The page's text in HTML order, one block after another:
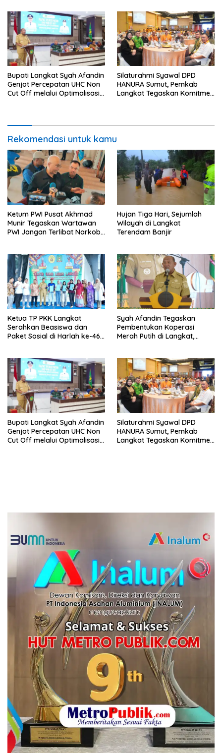
Bupati Langkat Syah Afandin
Genjot Percepatan UHC Non
Cut Off melalui Optimalisasi
Silaturahmi Syawal DPD
HANURA Sumut, Pemkab
Langkat Tegaskan Komitmen
Rekomendasi untuk kamu
Ketum PWI Pusat Akhmad
Munir Tegaskan Wartawan
PWI Jangan Terlibat Narkoba
Hujan Tiga Hari, Sejumlah
Wilayah di Langkat
Terendam Banjir
Ketua TP PKK Langkat
Serahkan Beasiswa dan
Paket Sosial di Harlah ke-46
Syah Afandin Tegaskan
Pembentukan Koperasi
Merah Putih di Langkat,
Bupati Langkat Syah Afandin
Genjot Percepatan UHC Non
Cut Off melalui Optimalisasi
Silaturahmi Syawal DPD
HANURA Sumut, Pemkab
Langkat Tegaskan Komitmen